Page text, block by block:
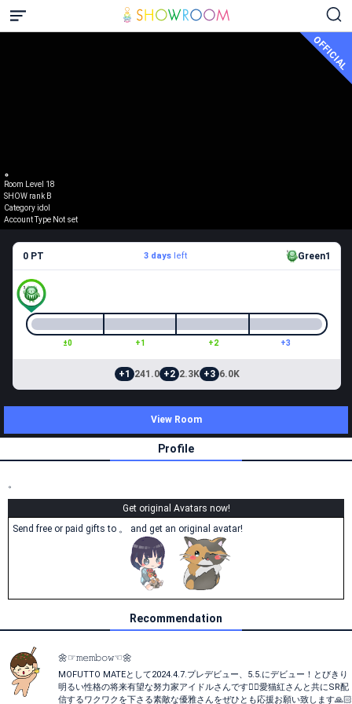
OFFICIAL
。
Room Level 18
SHOW rank B
Category idol
Account Type Not set
0 PT 3 daysleft Green1
±0 +1 +2 +3
+1 241.0 +2 2.3K +3 6.0K
View Room
Profile
。
Get original Avatars now!
Send free or paid gifts to 。 and get an original avatar!
Recommendation
🌼☞𝚖𝚎𝚖𝚋𝚘𝚠☜🌼
MOFUTTO MATEとして2024.4.7.プレデビュー、5.5.にデビュー！とびきり
明るい性格の将来有望な努力家アイドルさんです👍🏻愛猫紅さんと共にSR配
信するワクワクを下さる素敵な優雅さんをぜひとも応援お願い致します🙏🏻